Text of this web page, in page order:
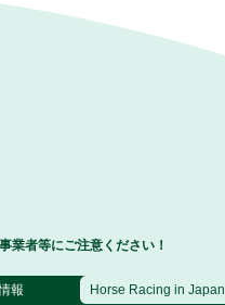
業者等にご注意ください！
報 Horse Racing in Japan